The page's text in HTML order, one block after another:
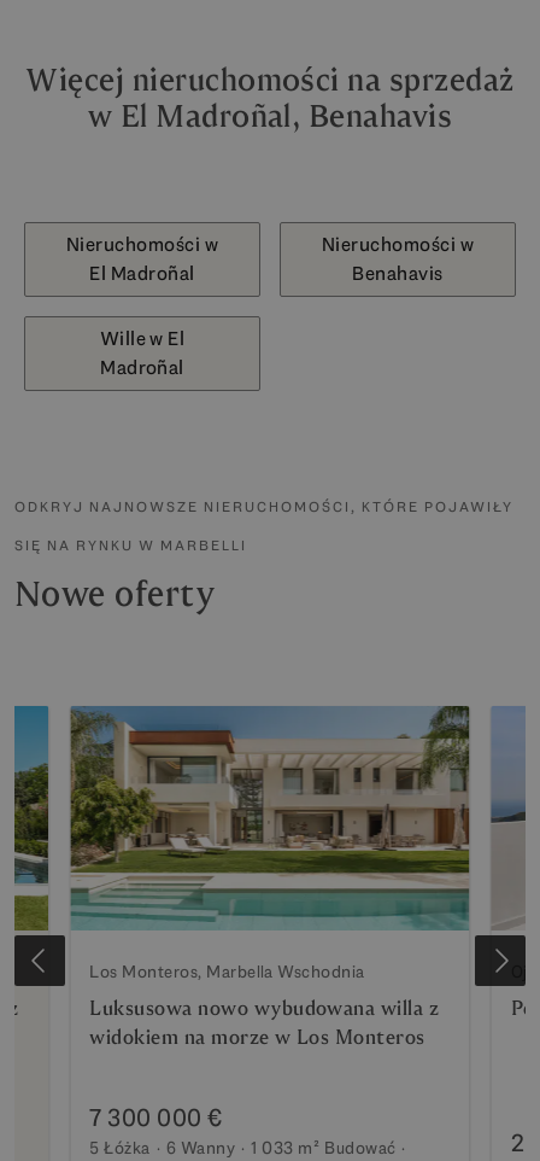
Więcej nieruchomości na sprzedaż
w El Madroñal, Benahavis
Nieruchomości w
El Madroñal
Nieruchomości w
Benahavis
Wille w El
Madroñal
ODKRYJ NAJNOWSZE NIERUCHOMOŚCI, KTÓRE POJAWIŁY
SIĘ NA RYNKU W MARBELLI
Nowe oferty
Los Monteros, Marbella Wschodnia
Luksusowa nowo wybudowana willa z
widokiem na morze w Los Monteros
7 300 000 €
5 Łóżka 6 Wanny 1 033 m² Budować
2
z